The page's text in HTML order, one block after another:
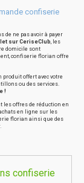
confiserie
de ne pas avoir à payer
sur CeriseClub, les
domicile sont
confiserie florian offre
produit offert avec votre
ou des services.
!
les offres de réduction en
en ligne sur les
florian ainsi que des
confiserie